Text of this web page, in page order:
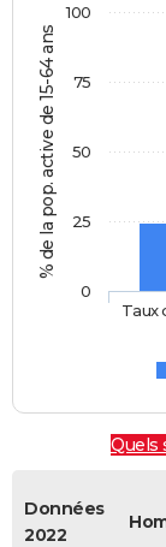
% de la pop. active de 15-64 ans
Taux
0
25
50
75
100
Quels
Données
2022